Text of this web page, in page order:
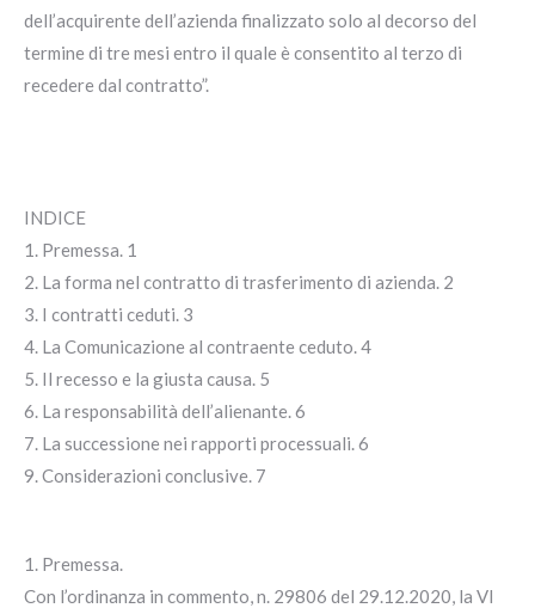
dell’acquirente dell’azienda finalizzato solo al decorso del
termine di tre mesi entro il quale è consentito al terzo di
recedere dal contratto”.
INDICE
1. Premessa. 1
2. La forma nel contratto di trasferimento di azienda. 2
3. I contratti ceduti. 3
4. La Comunicazione al contraente ceduto. 4
5. Il recesso e la giusta causa. 5
6. La responsabilità dell’alienante. 6
7. La successione nei rapporti processuali. 6
9. Considerazioni conclusive. 7
1. Premessa.
Con l’ordinanza in commento, n. 29806 del 29.12.2020, la VI